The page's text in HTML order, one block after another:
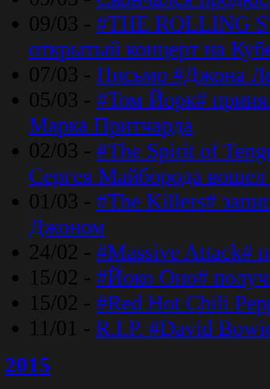
09/03 - #THE ROLLING
открытый концерт на
07/03 - Письмо #Джона
05/03 - #Том Йорк#
Марка Притчарда
02/03 - #The Spirit of
Сергея Майборода
01/03 - #The Killers#
Джоном
24/02 - #Massive Attack#
15/02 - #Йоко Оно#
15/02 - #Red Hot Chili
11/01 - R.I.P. #David
2015